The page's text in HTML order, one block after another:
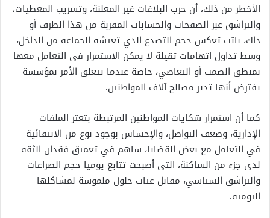
الأخطر من ذلك، أن حرب البلاغات غير المعلنة، وتسريب المعطيات،
والتراشق عبر الصفحات والحسابات المقربة من هذا الطرف أو
ذاك، باتت تعكس حجم التصدع الذي تعيشه الجماعة من الداخل،
وسط تداول اتهامات ثقيلة لا يمكن الاستمرار في التعامل معها
بمنطق الصمت أو التغاضي، خاصة عندما يتعلق الأمر بمؤسسة
يفترض أنها تدبر مصالح آلاف المواطنين.
كما أن استمرار شكايات المواطنين المرتبطة بتعثر الملفات
الإدارية، وضعف التواصل، والإحساس بوجود نوع من الانتقائية
في التعامل مع بعض القضايا، ساهم في تعميق فقدان الثقة
لدى جزء من الساكنة، التي أصبحت تتابع يوميا حجم الصراعات
والتراشق السياسي، مقابل غياب حلول ملموسة لمشاكلها
اليومية.